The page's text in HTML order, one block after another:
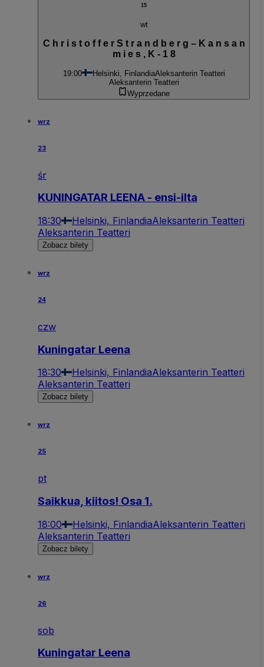
15
wt
C h r i s t o f f e r S t r a n d b e r g – K a n s a n
m i e s , K - 1 8
19:00 Helsinki, FinlandiaAleksanterin Teatteri
Aleksanterin Teatteri
Wyprzedane
wrz
23
śr
KUNINGATAR LEENA - ensi-ilta
18:30 Helsinki, FinlandiaAleksanterin Teatteri
Aleksanterin Teatteri
Zobacz bilety
wrz
24
czw
Kuningatar Leena
18:30 Helsinki, FinlandiaAleksanterin Teatteri
Aleksanterin Teatteri
Zobacz bilety
wrz
25
pt
Saikkua, kiitos! Osa 1.
18:00 Helsinki, FinlandiaAleksanterin Teatteri
Aleksanterin Teatteri
Zobacz bilety
wrz
26
sob
Kuningatar Leena